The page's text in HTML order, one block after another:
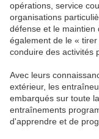
opérations, service
organisations
défense et le maintien
également de le «
conduire des activités
Avec leurs
extérieur, les
embarqués sur toute
entraînements
d'apprendre et de